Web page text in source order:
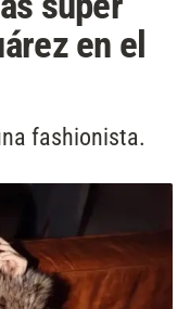
en el
fashionista.